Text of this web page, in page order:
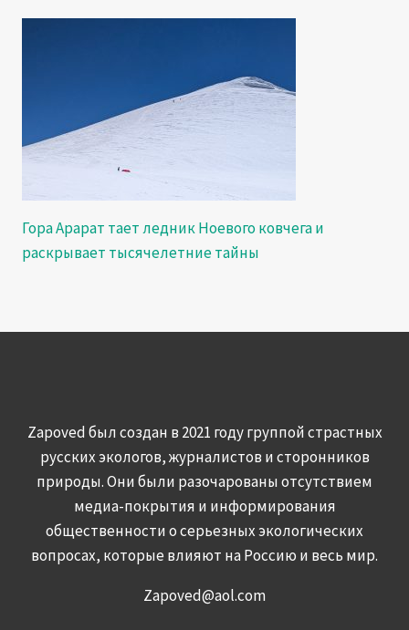
Гора Арарат тает ледник Ноевого ковчега и
раскрывает тысячелетние тайны
Zapoved был создан в 2021 году группой страстных
русских экологов, журналистов и сторонников
природы. Они были разочарованы отсутствием
медиа-покрытия и информирования
общественности о серьезных экологических
вопросах, которые влияют на Россию и весь мир.
Zapoved@aol.com